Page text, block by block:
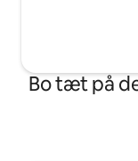
Bo tæt på